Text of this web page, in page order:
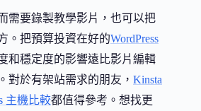
需要錄製教學影片，也可以把
。把預算投資在好的WordPress
和穩定度的影響遠比影片編輯
對於有架站需求的朋友， Kinsta
主機比較都值得參考。想找更